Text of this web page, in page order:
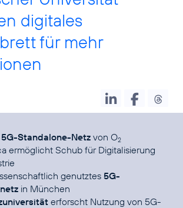
digitales
für mehr
Standalone-Netz von O2
ermöglicht Schub für Digitalisierung
genutztes 5G-
in München
erforscht Nutzung von 5G-